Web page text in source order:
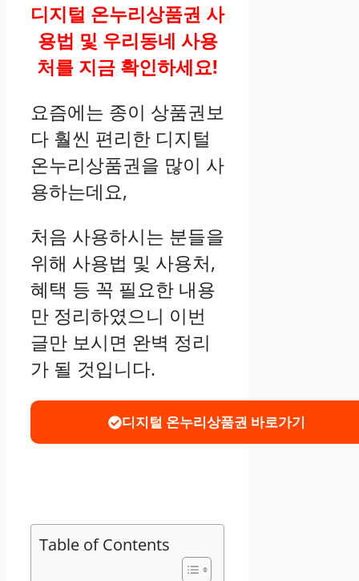
디지털 온누리상품권 사
용법 및 우리동네 사용
처를 지금 확인하세요!
요즘에는 종이 상품권보
다 훨씬 편리한 디지털
온누리상품권을 많이 사
용하는데요,
처음 사용하시는 분들을
위해 사용법 및 사용처,
혜택 등 꼭 필요한 내용
만 정리하였으니 이번
글만 보시면 완벽 정리
가 될 것입니다.
디지털 온누리상품권 바로가기
Table of Contents